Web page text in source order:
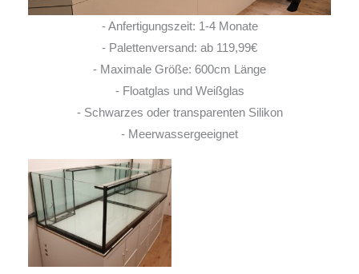
- Anfertigungszeit: 1-4 Monate
- Palettenversand: ab 119,99€
- Maximale Größe: 600cm Länge
- Floatglas und Weißglas
- Schwarzes oder transparenten Silikon
- Meerwassergeeignet